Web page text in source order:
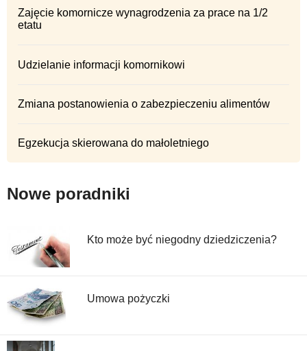
Zajęcie komornicze wynagrodzenia za prace na 1/2
etatu
Udzielanie informacji komornikowi
Zmiana postanowienia o zabezpieczeniu alimentów
Egzekucja skierowana do małoletniego
Nowe poradniki
Kto może być niegodny dziedziczenia?
Umowa pożyczki